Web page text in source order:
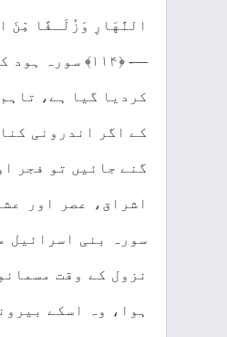
کردیا گیا ہے،
کے اگر اندرونی
گنے جائیں تو فجر
اشراق، عصر اور
سورہ بنی اسرائیل
نزول کے وقت
ہوا، وہ اسکے